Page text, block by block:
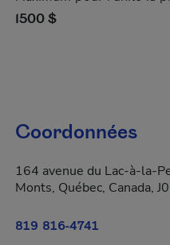
1500 $
Coordonnées
164 avenue du Lac-à-la-
Monts, Québec, Canada,
819 816-4741